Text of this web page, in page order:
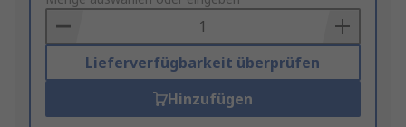
Basket
Lieferverfügbarkeit überprüfen
Hinzufügen